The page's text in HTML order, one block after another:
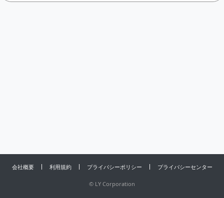
会社概要 利用規約 プライバシーポリシー プライバシーセンター
© LY Corporation